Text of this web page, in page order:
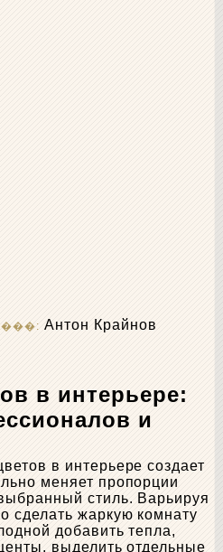
Антон Крайнов
в интерьере:
и
в интерьере создает
меняет пропорции
стиль. Варьируя
сделать жаркую комнату
добавить тепла,
выделить отдельные